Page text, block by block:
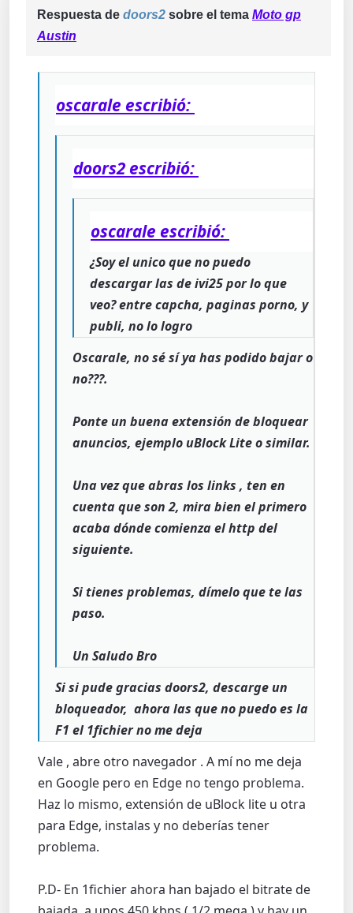
Respuesta de doors2 sobre el tema Moto gp
Austin
oscarale escribió:
doors2 escribió:
oscarale escribió:
¿Soy el unico que no puedo
descargar las de ivi25 por lo que
veo? entre capcha, paginas porno, y
publi, no lo logro
Oscarale, no sé sí ya has podido bajar o
no???.
Ponte un buena extensión de bloquear
anuncios, ejemplo uBlock Lite o similar.
Una vez que abras los links , ten en
cuenta que son 2, mira bien el primero
acaba dónde comienza el http del
siguiente.
Si tienes problemas, dímelo que te las
paso.
Un Saludo Bro
Si si pude gracias doors2, descarge un
bloqueador, ahora las que no puedo es la
F1 el 1fichier no me deja
Vale , abre otro navegador . A mí no me deja
en Google pero en Edge no tengo problema.
Haz lo mismo, extensión de uBlock lite u otra
para Edge, instalas y no deberías tener
problema.
P.D- En 1fichier ahora han bajado el bitrate de